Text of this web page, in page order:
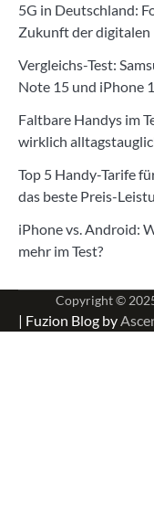
5G in Deutschland:
Zukunft der
Vergleichs-Test:
Note 15 und iPhone
Faltbare Handys im
wirklich
Top 5 Handy-Tarife
das beste Preis-
iPhone vs. Android:
mehr im Test?
Copyright ©
| Fuzion Blog by